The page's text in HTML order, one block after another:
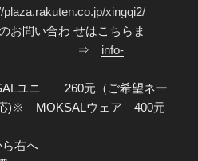
plaza.rakuten.co.jp/xingqi2/
問い合わ せはこちらま
⇒ info-
ユニ 260元（ご希望ネー
応)※ MOKSALウェア 400元
右へ